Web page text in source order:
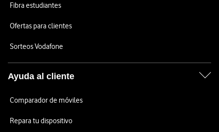
Fibra estudiantes
Ofertas para clientes
Sorteos Vodafone
Ayuda al cliente
Comparador de móviles
Repara tu dispositivo